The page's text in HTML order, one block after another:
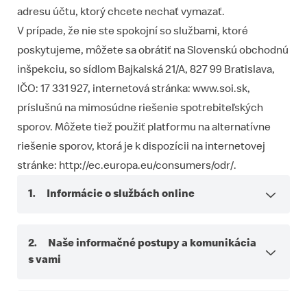
adresu účtu, ktorý chcete nechať vymazať.
V prípade, že nie ste spokojní so službami, ktoré
poskytujeme, môžete sa obrátiť na Slovenskú obchodnú
inšpekciu, so sídlom Bajkalská 21/A, 827 99 Bratislava,
IČO: 17 331 927, internetová stránka: www.soi.sk,
príslušnú na mimosúdne riešenie spotrebiteľských
sporov. Môžete tiež použiť platformu na alternatívne
riešenie sporov, ktorá je k dispozícii na internetovej
stránke: http://ec.europa.eu/consumers/odr/.
1. Informácie o službách online
2. Naše informačné postupy a komunikácia
s vami